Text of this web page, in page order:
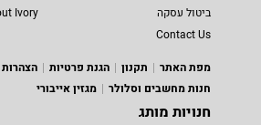
ביטול עסקה
Ivory
Contact Us
מפת האתר
תקנון הגנת פרטיות
הצהרות
חנות מחשבים וסלולר
מגזין אייבורי
חנויות מותג